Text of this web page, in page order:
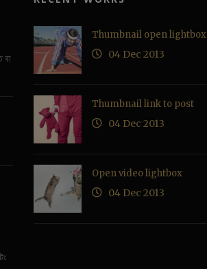
বা
Thumbnail open lightbox
04 Dec 2013
Thumbnail link to post
04 Dec 2013
Open video lightbox
04 Dec 2013